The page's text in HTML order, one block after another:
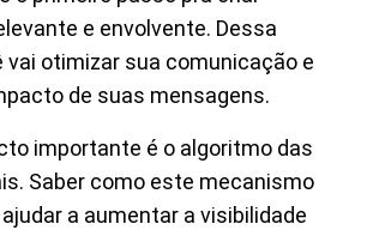
e envolvente. Dessa
vai otimizar sua comunicação e
de suas mensagens.
importante é o algoritmo das
Saber como este mecanismo
a aumentar a visibilidade